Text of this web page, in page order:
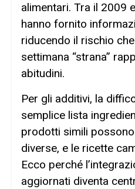
alimentari. Tra il 2009
hanno fornito
riducendo il rischio
settimana “strana”
abitudini.
Per gli additivi, la
semplice lista
prodotti simili
diverse, e le ricette
Ecco perché
aggiornati diventa